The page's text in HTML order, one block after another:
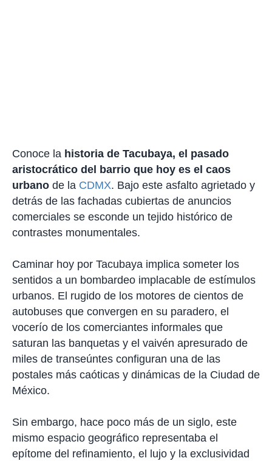
Conoce la historia de Tacubaya, el pasado
aristocrático del barrio que hoy es el caos
urbano de la CDMX. Bajo este asfalto agrietado y
detrás de las fachadas cubiertas de anuncios
comerciales se esconde un tejido histórico de
contrastes monumentales.
Caminar hoy por Tacubaya implica someter los
sentidos a un bombardeo implacable de estímulos
urbanos. El rugido de los motores de cientos de
autobuses que convergen en su paradero, el
vocerío de los comerciantes informales que
saturan las banquetas y el vaivén apresurado de
miles de transeúntes configuran una de las
postales más caóticas y dinámicas de la Ciudad de
México.
Sin embargo, hace poco más de un siglo, este
mismo espacio geográfico representaba el
epítome del refinamiento, el lujo y la exclusividad